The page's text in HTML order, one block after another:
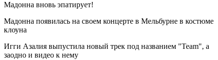
Мадонна вновь эпатирует!
Мадонна появилась на своем концерте в Мельбурне в костюме
клоуна
Игги Азалия выпустила новый трек под названием "Team", а
заодно и видео к нему